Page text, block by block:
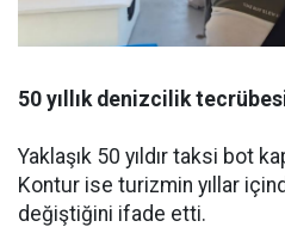
50 yıllık denizcilik
Yaklaşık 50 yıldır taksi bot
Kontur ise turizmin yıllar
değiştiğini ifade etti.